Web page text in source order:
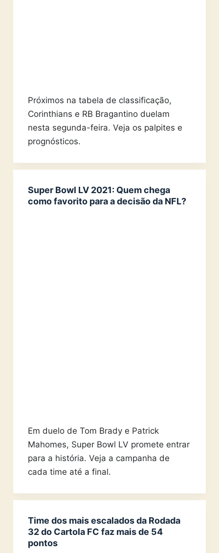
Próximos na tabela de classificação,
Corinthians e RB Bragantino duelam
nesta segunda-feira. Veja os palpites e
prognósticos.
Super Bowl LV 2021: Quem chega
como favorito para a decisão da NFL?
Em duelo de Tom Brady e Patrick
Mahomes, Super Bowl LV promete entrar
para a história. Veja a campanha de
cada time até a final.
Time dos mais escalados da Rodada
32 do Cartola FC faz mais de 54
pontos